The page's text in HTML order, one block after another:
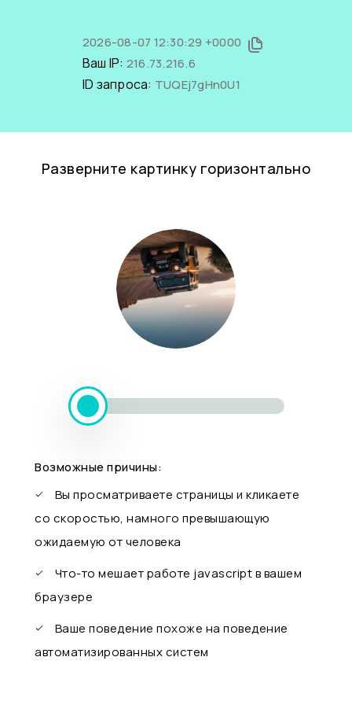
2026-08-07 12:30:29 +0000
Ваш IP: 216.73.216.6
ID запроса: TUQEj7gHn0U1
Разверните картинку горизонтально
Возможные причины:
Вы просматриваете страницы и кликаете
со скоростью, намного превышающую
ожидаемую от человека
Что-то мешает работе javascript в вашем
браузере
Ваше поведение похоже на поведение
автоматизированных систем